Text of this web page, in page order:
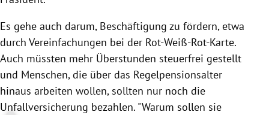
Es gehe auch darum, Beschäftigung zu fördern, etwa
durch Vereinfachungen bei der Rot-Weiß-Rot-Karte.
Auch müssten mehr Überstunden steuerfrei gestellt
und Menschen, die über das Regelpensionsalter
hinaus arbeiten wollen, sollten nur noch die
Unfallversicherung bezahlen. "Warum sollen sie